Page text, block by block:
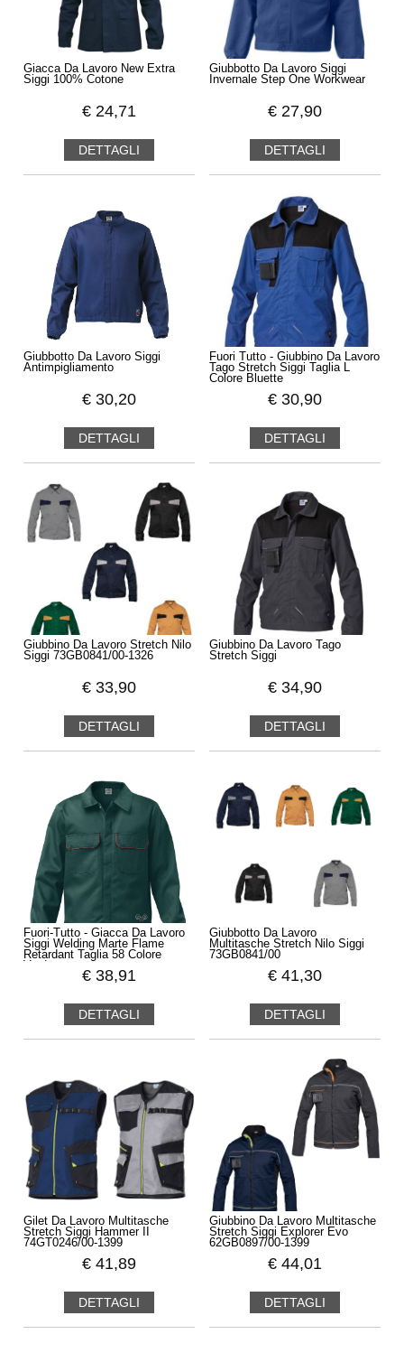
Giacca Da Lavoro New Extra
Siggi 100% Cotone
€ 24,71
DETTAGLI
Giubbotto Da Lavoro Siggi
Invernale Step One Workwear
€ 27,90
DETTAGLI
Giubbotto Da Lavoro Siggi
Antimpigliamento
€ 30,20
DETTAGLI
Fuori Tutto - Giubbino Da Lavoro
Tago Stretch Siggi Taglia L
Colore Bluette
€ 30,90
DETTAGLI
Giubbino Da Lavoro Stretch Nilo
Siggi 73GB0841/00-1326
€ 33,90
DETTAGLI
Giubbino Da Lavoro Tago
Stretch Siggi
€ 34,90
DETTAGLI
Fuori-Tutto - Giacca Da Lavoro
Siggi Welding Marte Flame
Retardant Taglia 58 Colore
€ 38,91
DETTAGLI
Giubbotto Da Lavoro
Multitasche Stretch Nilo Siggi
73GB0841/00
€ 41,30
DETTAGLI
Gilet Da Lavoro Multitasche
Stretch Siggi Hammer II
74GT0246/00-1399
€ 41,89
DETTAGLI
Giubbino Da Lavoro Multitasche
Stretch Siggi Explorer Evo
62GB0897/00-1399
€ 44,01
DETTAGLI